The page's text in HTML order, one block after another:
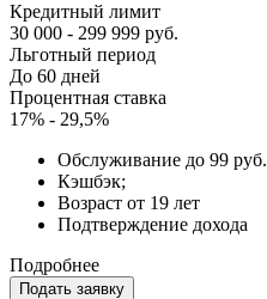
Кредитный лимит
30 000 - 299 999 руб.
Льготный период
До 60 дней
Процентная ставка
17% - 29,5%
Обслуживание до 99 руб.
Кэшбэк;
Возраст от 19 лет
Подтверждение дохода
Подробнее
Подать заявку